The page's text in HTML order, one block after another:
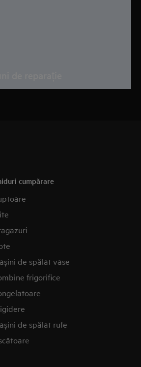
cumpărare
de spălat vase
frigorifice
de spălat rufe